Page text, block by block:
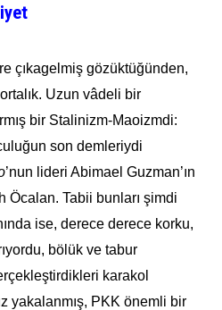
çıkagelmiş gözüktüğünden,
Uzun vâdeli bir
bir Stalinizm-Maoizmdi:
son demleriydi
’nun lideri Abimael Guzman’ın
Öcalan. Tabii bunları şimdi
ise, derece derece korku,
bölük ve tabur
karakol
yakalanmış, PKK önemli bir